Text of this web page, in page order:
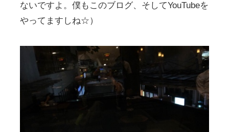
ないですよ。僕もこのブログ、そしてYouTubeを
やってますしね☆）